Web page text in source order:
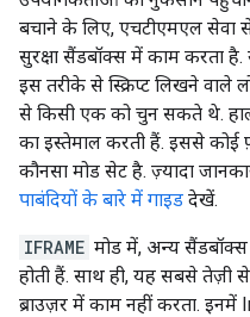
बचाने के लिए, एचटीएमएल सेवा
सुरक्षा सैंडबॉक्स में काम करता है.
इस तरीके से स्क्रिप्ट लिखने
से किसी एक को चुन सकते थे.
का इस्तेमाल करती हैं. इससे कोई
कौनसा मोड सेट है. ज़्यादा
पाबंदियों के बारे में गाइड देखें.
IFRAME मोड में, अन्य
होती हैं. साथ ही, यह सबसे तेज़ी
ब्राउज़र में काम नहीं करता.